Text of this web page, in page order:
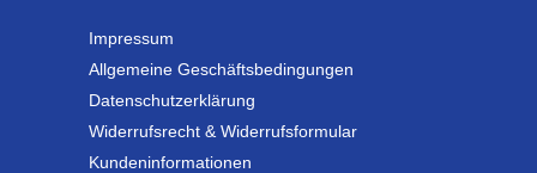
Impressum
Allgemeine Geschäftsbedingungen
Datenschutzerklärung
Widerrufsrecht & Widerrufsformular
Kundeninformationen